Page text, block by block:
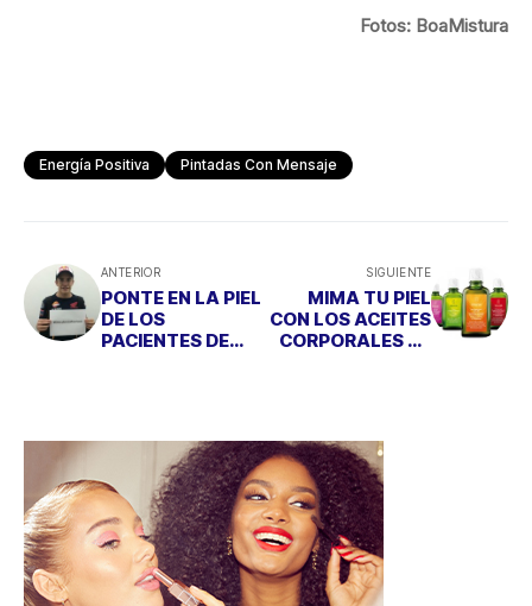
Fotos: BoaMistura
Energía Positiva Pintadas Con Mensaje
ANTERIOR
PONTE EN LA PIEL
DE LOS
PACIENTES DE
SIGUIENTE
MIMA TU PIEL
CON LOS ACEITES
CORPORALES DE